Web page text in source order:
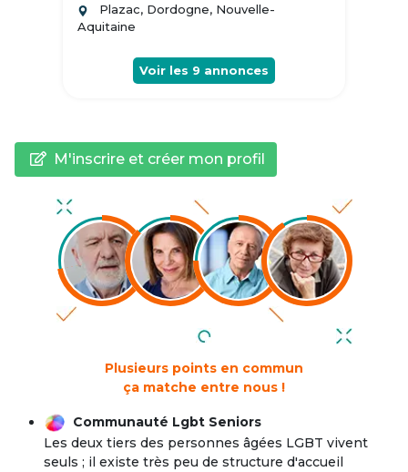
Plazac, Dordogne, Nouvelle-
Aquitaine
Voir les 9 annonces
M'inscrire et créer mon profil
Plusieurs points en commun
ça matche entre nous !
Communauté Lgbt Seniors
Les deux tiers des personnes âgées LGBT vivent
seuls ; il existe très peu de structure d'accueil